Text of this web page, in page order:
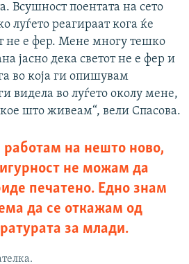
Всушност поентата на сето
луѓето реагираат кога ќе
не е фер. Мене многу тешко
јасно дека светот не е фер и
во која ги опишувам
видела во луѓето околу мене,
што живеам“, вели Спасова.
работам на нешто ново,
не можам да
печатено. Едно знам
да се откажам од
за млади.